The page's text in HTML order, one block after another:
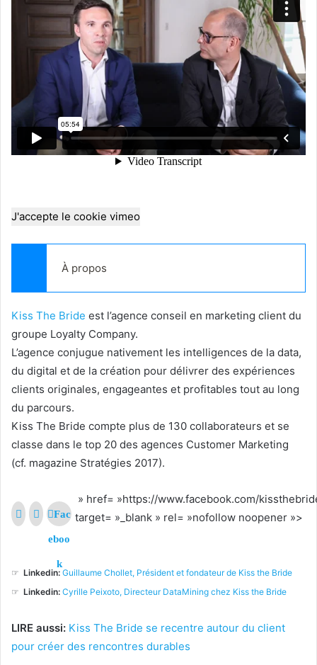
J'accepte le cookie vimeo
À propos
Kiss The Bride est l’agence conseil en marketing client du
groupe Loyalty Company.
L’agence conjugue nativement les intelligences de la data,
du digital et de la création pour délivrer des expériences
clients originales, engageantes et profitables tout au long
du parcours.
Kiss The Bride compte plus de 130 collaborateurs et se
classe dans le top 20 des agences Customer Marketing
(cf. magazine Stratégies 2017).
Fac
eboo
k
» href= »https://www.facebook.com/
target= »_blank » rel= »nofollow noopener »>
☞ Linkedin: Guillaume Chollet, Président et fondateur de Kiss the Bride
☞ Linkedin: Cyrille Peixoto, Directeur DataMining chez Kiss the Bride
LIRE aussi: Kiss The Bride se recentre autour du client
pour créer des rencontres durables